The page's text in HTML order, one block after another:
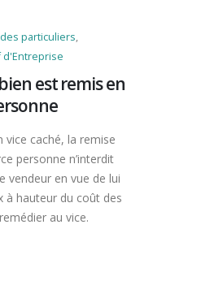
particuliers,
d'Entreprise
est remis en
vice caché, la remise
personne n’interdit
vendeur en vue de lui
à hauteur du coût des
au vice.